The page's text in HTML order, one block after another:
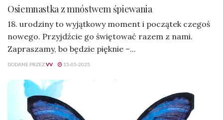
Osiemnastka z mnóstwem śpiewania
18. urodziny to wyjątkowy moment i początek czegoś
nowego. Przyjdźcie go świętować razem z nami.
Zapraszamy, bo będzie pięknie –...
DODANE PRZEZVV 15-05-2025